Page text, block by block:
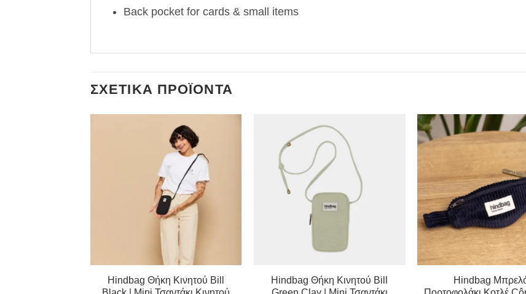
Back pocket for cards & small items
ΣΧΕΤΙΚΆ ΠΡΟΪΌΝΤΑ
Hindbag Θήκη Κινητού Bill
Hindbag Θήκη Κινητού Bill
Hindbag